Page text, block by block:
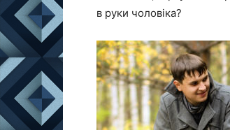
в руки чоловіка?